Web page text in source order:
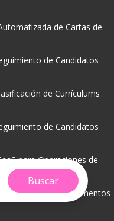
Buscar
de Cartas de
de Candidatos
de Currículums
de Candidatos
para Operaciones de
de Documentos